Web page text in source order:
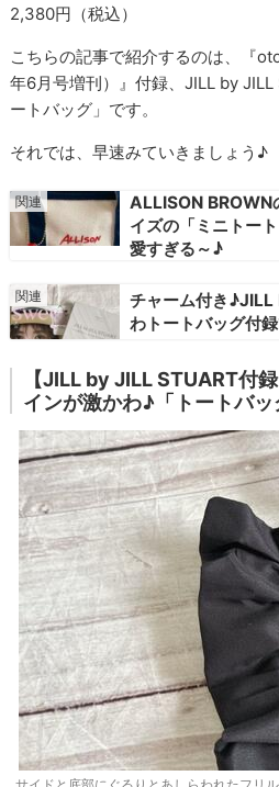
2,380円（税込）
こちらの記事で紹介するのは、『
年6月号増刊）』付録、JILL by
ートバッグ」です。
それでは、早速みていきましょう♪
ALLISON BROWN
イズの「ミニトー
愛すぎる～♪
チャーム付き
わトートバッグ付録
【JILL by JILL STUART付
インが激かわ♪「トートバッ